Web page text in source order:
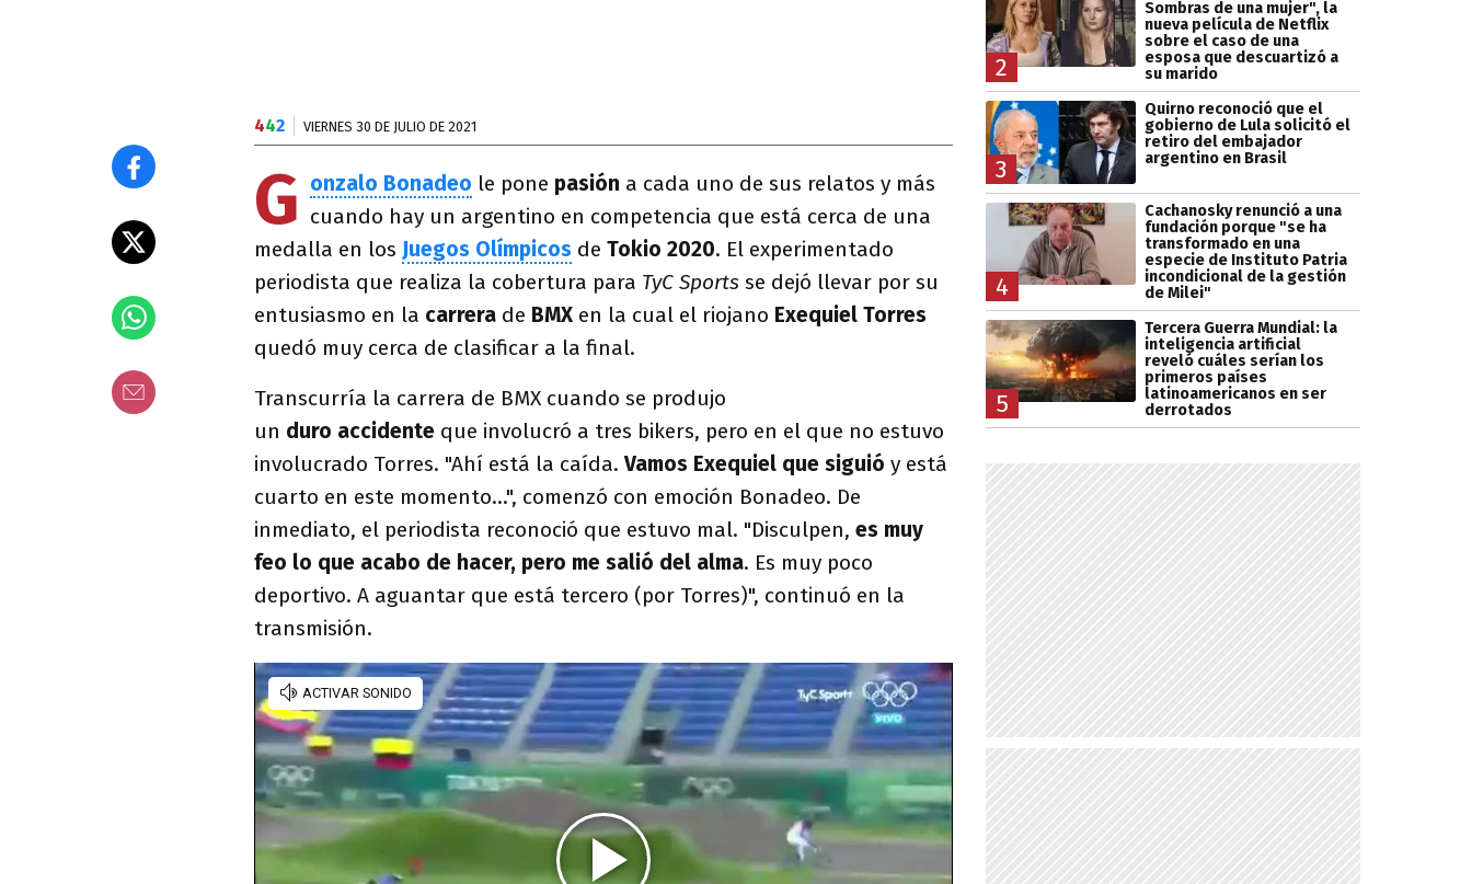
442 VIERNES 30 DE JULIO DE 2021
G onzalo Bonadeo le pone pasión a cada uno de sus relatos y más
cuando hay un argentino en competencia que está cerca de una
medalla en los Juegos Olímpicos de Tokio 2020. El experimentado
periodista que realiza la cobertura para TyC Sports se dejó llevar por su
entusiasmo en la carrera de BMX en la cual el riojano Exequiel Torres
quedó muy cerca de clasificar a la final.
Transcurría la carrera de BMX cuando se produjo
un duro accidente que involucró a tres bikers, pero en el que no estuvo
involucrado Torres. "Ahí está la caída.Vamos Exequiel que siguió y está
cuarto en este momento...", comenzó con emoción Bonadeo. De
inmediato, el periodista reconoció que estuvo mal. "Disculpen, es muy
feo lo que acabo de hacer, pero me salió del alma. Es muy poco
deportivo. A aguantar que está tercero (por Torres)", continuó en la
transmisión.
2
Sombras de una mujer", la
nueva película de Netflix
sobre el caso de una
esposa que descuartizó a
su marido
3
Quirno reconoció que el
gobierno de Lula solicitó el
retiro del embajador
argentino en Brasil
4
Cachanosky renunció a una
fundación porque "se ha
transformado en una
especie de Instituto Patria
incondicional de la gestión
de Milei"
5
Tercera Guerra Mundial: la
inteligencia artificial
reveló cuáles serían los
primeros países
latinoamericanos en ser
derrotados